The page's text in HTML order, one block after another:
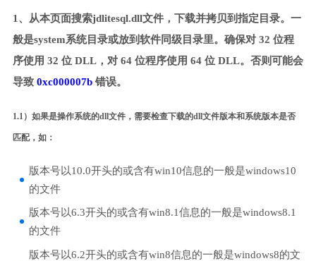
1、从本页面搜索jdlitesql.dll文件，下载并拷贝到指定目录。一
般是system系统目录或放到软件同级目录里。确保对 32 位程
序使用 32 位 DLL，对 64 位程序使用 64 位 DLL。否则可能会
导致 0xc000007b错误。
1.1）如果是操作系统的dll文件，需要检查下载的dll文件版本和系统版本是否
匹配，如：
版本号以10.0开头的或含有win10信息的一般是windows10
的文件
版本号以6.3开头的或含有win8.1信息的一般是windows8.1
的文件
版本号以6.2开头的或含有win8信息的一般是windows8的文